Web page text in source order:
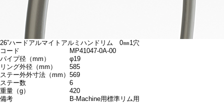
26”ハードアルマイトアルミハンドリム 0㎜1穴
コード
MP41047-0A-00
パイプ径（mm）
φ19
リング外径（mm）
585
ステー外外寸法（mm） 569
ステー数
6
重量（g）
420
備考
B-Machine用標準リム用